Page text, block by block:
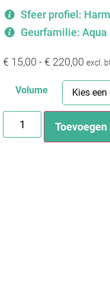
Sfeer profiel:
Geurfamilie: Aqua
€ 15,00 -€ 220,00 excl.
Volume